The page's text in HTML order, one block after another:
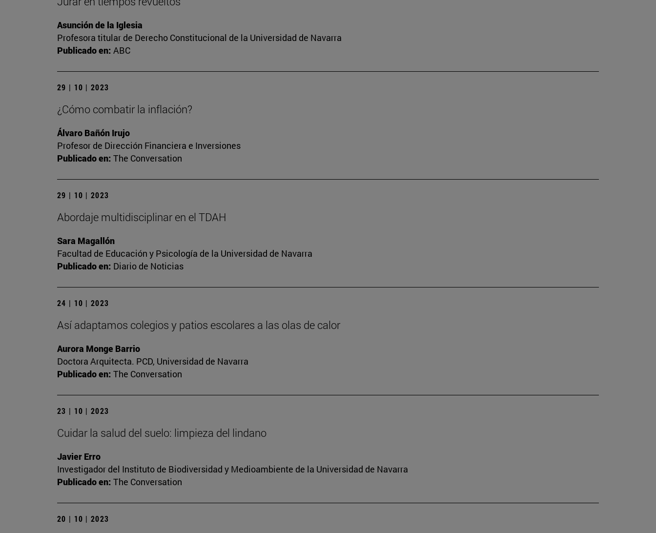
Asunción de la Iglesia
Profesora titular de Derecho Constitucional de la Universidad de Navarra
Publicado en: ABC
29 | 10 | 2023
¿Cómo combatir la inflación?
Álvaro Bañón Irujo
Profesor de Dirección Financiera e Inversiones
Publicado en: The Conversation
29 | 10 | 2023
Abordaje multidisciplinar en el TDAH
Sara Magallón
Facultad de Educación y Psicología de la Universidad de Navarra
Publicado en: Diario de Noticias
24 | 10 | 2023
Así adaptamos colegios y patios escolares a las olas de calor
Aurora Monge Barrio
Doctora Arquitecta. PCD, Universidad de Navarra
Publicado en: The Conversation
23 | 10 | 2023
Cuidar la salud del suelo: limpieza del lindano
Javier Erro
Investigador del Instituto de Biodiversidad y Medioambiente de la Universidad de Navarra
Publicado en: The Conversation
20 | 10 | 2023